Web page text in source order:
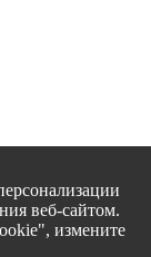
веб-сайтом.
измените